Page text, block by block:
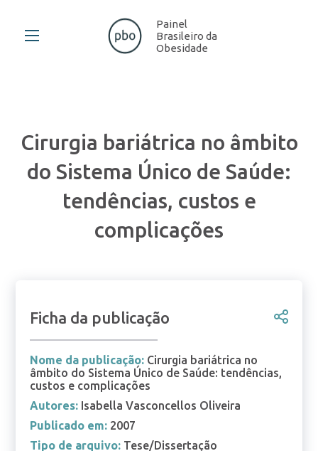
Painel
Brasileiro da
Obesidade
Cirurgia bariátrica no âmbito
do Sistema Único de Saúde:
tendências, custos e
complicações
Ficha da publicação
Nome da publicação: Cirurgia bariátrica no
âmbito do Sistema Único de Saúde: tendências,
custos e complicações
Autores: Isabella Vasconcellos Oliveira
Publicado em: 2007
Tipo de arquivo: Tese/Dissertação